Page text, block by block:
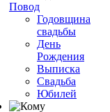
Повод
Годовщина
свадьбы
День
Рождения
Выписка
Свадьба
Юбилей